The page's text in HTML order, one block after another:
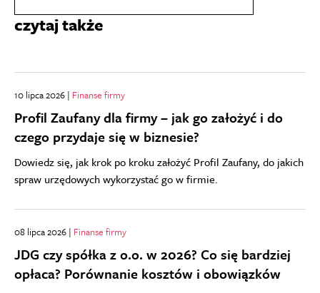
czytaj także
10 lipca 2026 | Finanse firmy
Profil Zaufany dla firmy – jak go założyć i do
czego przydaje się w biznesie?
Dowiedz się, jak krok po kroku założyć Profil Zaufany, do jakich
spraw urzędowych wykorzystać go w firmie.
08 lipca 2026 | Finanse firmy
JDG czy spółka z o.o. w 2026? Co się bardziej
opłaca? Porównanie kosztów i obowiązków